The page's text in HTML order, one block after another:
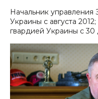
Начальник
Украины с августа
гвардией Украины с 30